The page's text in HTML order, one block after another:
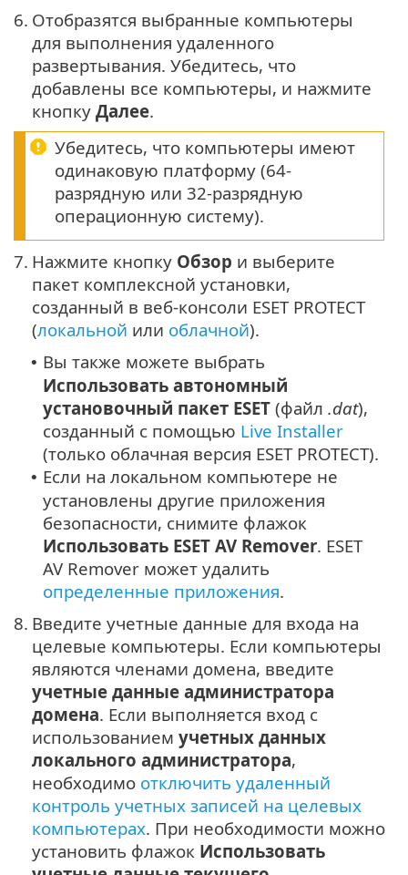
6. Отобразятся выбранные компьютеры
для выполнения удаленного
развертывания. Убедитесь, что
добавлены все компьютеры, и нажмите
кнопку Далее.
Убедитесь, что компьютеры имеют
одинаковую платформу (64-
разрядную или 32-разрядную
операционную систему).
7. Нажмите кнопку Обзор и выберите
пакет комплексной установки,
созданный в веб-консоли ESET PROTECT
(локальной или облачной).
• Вы также можете выбрать
Использовать автономный
установочный пакет ESET (файл .dat),
созданный с помощью Live Installer
(только облачная версия ESET PROTECT).
• Если на локальном компьютере не
установлены другие приложения
безопасности, снимите флажок
Использовать ESET AV Remover. ESET
AV Remover может удалить
определенные приложения.
8. Введите учетные данные для входа на
целевые компьютеры. Если компьютеры
являются членами домена, введите
учетные данные администратора
домена. Если выполняется вход с
использованием учетных данных
локального администратора,
необходимо отключить удаленный
контроль учетных записей на целевых
компьютерах. При необходимости можно
установить флажок Использовать